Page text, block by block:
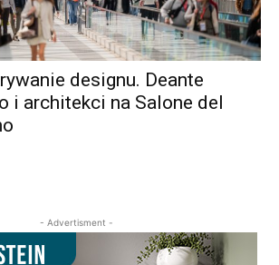
designu. Deante
i architekci na Salone del
- Advertisment -